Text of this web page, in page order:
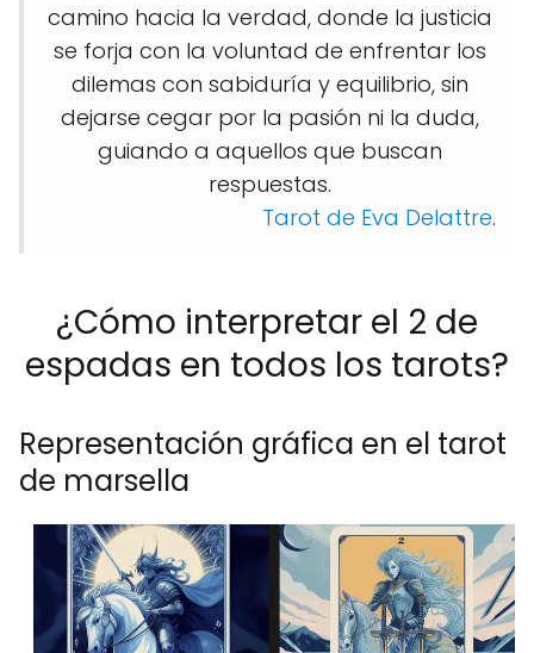
camino hacia la verdad, donde la justicia
se forja con la voluntad de enfrentar los
dilemas con sabiduría y equilibrio, sin
dejarse cegar por la pasión ni la duda,
guiando a aquellos que buscan
respuestas.
Tarot de Eva Delattre.
¿Cómo interpretar el 2 de
espadas en todos los tarots?
Representación gráfica en el tarot
de marsella